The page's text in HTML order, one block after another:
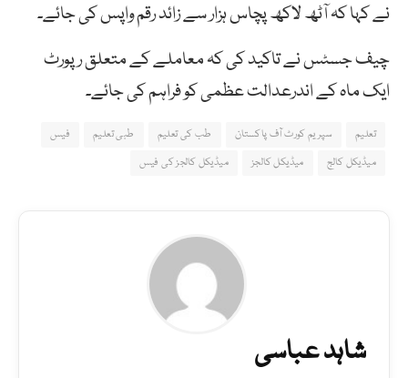
نے کہا کہ آٹھ لاکھ پچاس ہزار سے زائد رقم واپس کی جائے۔
چیف جسٹس نے تاکید کی کہ معاملے کے متعلق رپورٹ
ایک ماہ کے اندرعدالت عظمی کو فراہم کی جائے۔
تعلیم سپریم کورٹ آف پاکستان طب کی تعلیم طبی تعلیم
فیس
میڈیکل کالج
میڈیکل کالجز میڈیکل کالجز کی فیس
شاہد عباسی